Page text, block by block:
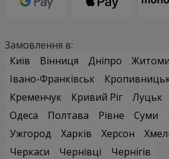
Замовлення в:
Київ
Вінниця Дніпро
Івано-Франківськ
Кременчук
Кривий Ріг Луцьк
Одеса
Полтава Рівне Суми
Ужгород
Харків Херсон
Черкаси
Чернівці
Чернігів